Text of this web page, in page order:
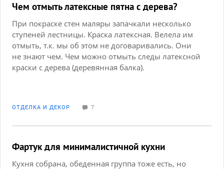
Чем отмыть латексные пятна с дерева?
При покраске стен маляры запачкали несколько
ступеней лестницы. Краска латексная. Велела им
отмыть, т.к. мы об этом не договаривались. Они
не знают чем. Чем можно отмыть следы латексной
краски с дерева (деревянная балка).
ОТДЕЛКА И ДЕКОР 7
Фартук для минималистичной кухни
Кухня собрана, обеденная группа тоже есть, но